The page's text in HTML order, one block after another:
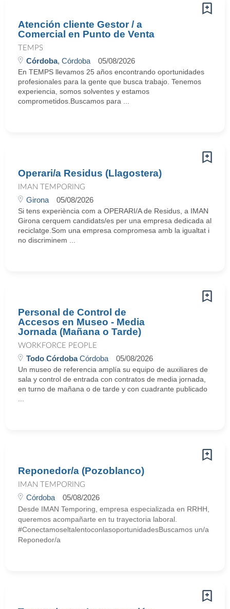
Atención cliente Gestor / a
Comercial en Punto de Venta
TEMPS
Córdoba, Córdoba 05/08/2026
En TEMPS llevamos 25 años encontrando oportunidades
profesionales para la gente que busca trabajo. Tenemos
experiencia, somos solventes y estamos
comprometidos.Buscamos para ...
Operari/a Residus (Llagostera)
IMAN TEMPORING
Girona 05/08/2026
Si tens experiència com a OPERARI/A de Residus, a IMAN
Girona cerquem candidats/es per una empresa dedicada al
reciclatge.Som una empresa compromesa amb la igualtat i
no discriminem ...
Personal de Control de
Accesos en Museo - Media
Jornada (Mañana o Tarde)
WORKFORCE PEOPLE
Todo CórdobaCórdoba 05/08/2026
Un museo de referencia amplía su equipo de auxiliares de
sala y control de entrada con contratos de media jornada,
en turno de mañana o de tarde y con cuadrante publicado
Reponedor/a (Pozoblanco)
IMAN TEMPORING
Córdoba 05/08/2026
Desde IMAN Temporing, empresa especializada en RRHH,
queremos acompañarte en tu trayectoria laboral.
#ConectamoseltalentoconlasoportunidadesBuscamos un/a
Reponedor/a